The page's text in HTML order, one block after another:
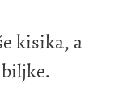
kisika, a